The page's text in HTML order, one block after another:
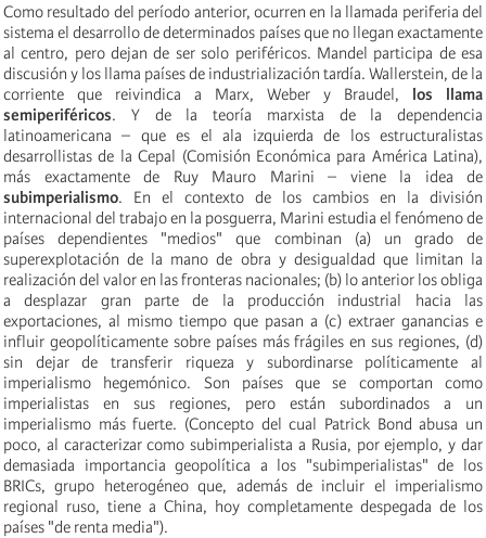
Como resultado del período anterior, ocurren en la llamada periferia del
sistema el desarrollo de determinados países que no llegan exactamente
al centro, pero dejan de ser solo periféricos. Mandel participa de esa
discusión y los llama países de industrialización tardía. Wallerstein, de la
corriente que reivindica a Marx, Weber y Braudel, los llama
semiperiféricos. Y de la teoría marxista de la dependencia
latinoamericana – que es el ala izquierda de los estructuralistas
desarrollistas de la Cepal (Comisión Económica para América Latina),
más exactamente de Ruy Mauro Marini – viene la idea de
subimperialismo. En el contexto de los cambios en la división
internacional del trabajo en la posguerra, Marini estudia el fenómeno de
países dependientes "medios" que combinan (a) un grado de
superexplotación de la mano de obra y desigualdad que limitan la
realización del valor en las fronteras nacionales; (b) lo anterior los obliga
a desplazar gran parte de la producción industrial hacia las
exportaciones, al mismo tiempo que pasan a (c) extraer ganancias e
influir geopolíticamente sobre países más frágiles en sus regiones, (d)
sin dejar de transferir riqueza y subordinarse políticamente al
imperialismo hegemónico. Son países que se comportan como
imperialistas en sus regiones, pero están subordinados a un
imperialismo más fuerte. (Concepto del cual Patrick Bond abusa un
poco, al caracterizar como subimperialista a Rusia, por ejemplo, y dar
demasiada importancia geopolítica a los "subimperialistas" de los
BRICs, grupo heterogéneo que, además de incluir el imperialismo
regional ruso, tiene a China, hoy completamente despegada de los
países "de renta media").